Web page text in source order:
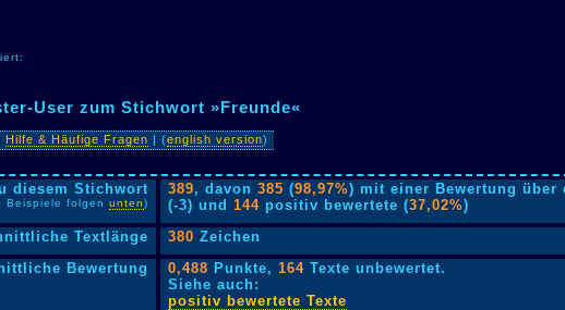
User zum Stichwort »Freunde«
Hilfe & Häufige Fragen | (english version)
diesem Stichwort
Beispiele folgen unten)
389, davon385 (98,97%) mit einer Bewertung über
(-3) und144 positiv bewertete (37,02%)
Textlänge
380 Zeichen
Bewertung
0,488 Punkte,164 Texte unbewertet.
Siehe auch:
positiv bewertete Texte